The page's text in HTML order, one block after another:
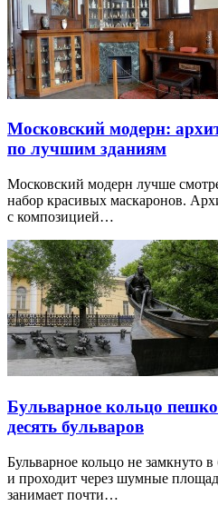
Московский модерн:
по лучшим зданиям
Московский модерн лучше
набор красивых маскаронов.
с композицией…
Бульварное кольцо
десять бульваров
Бульварное кольцо не замкнуто
и проходит через шумные
занимает почти…